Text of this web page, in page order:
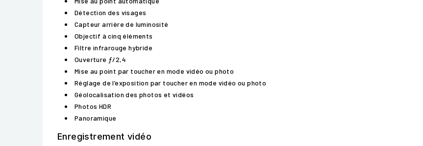
Détection des visages
Capteur arrière de luminosité
Objectif à cinq éléments
Filtre infrarouge hybride
Ouverture ƒ/2,4
Mise au point par toucher en mode vidéo ou photo
Réglage de l’exposition par toucher en mode vidéo ou photo
Géolocalisation des photos et vidéos
Photos HDR
Panoramique
Enregistrement vidéo